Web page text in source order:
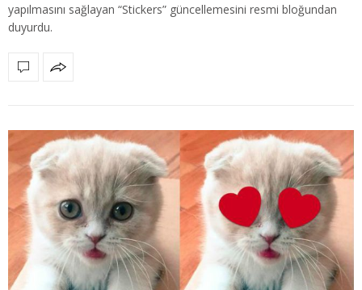
yapılmasını sağlayan “Stickers” güncellemesini resmi bloğundan
duyurdu.